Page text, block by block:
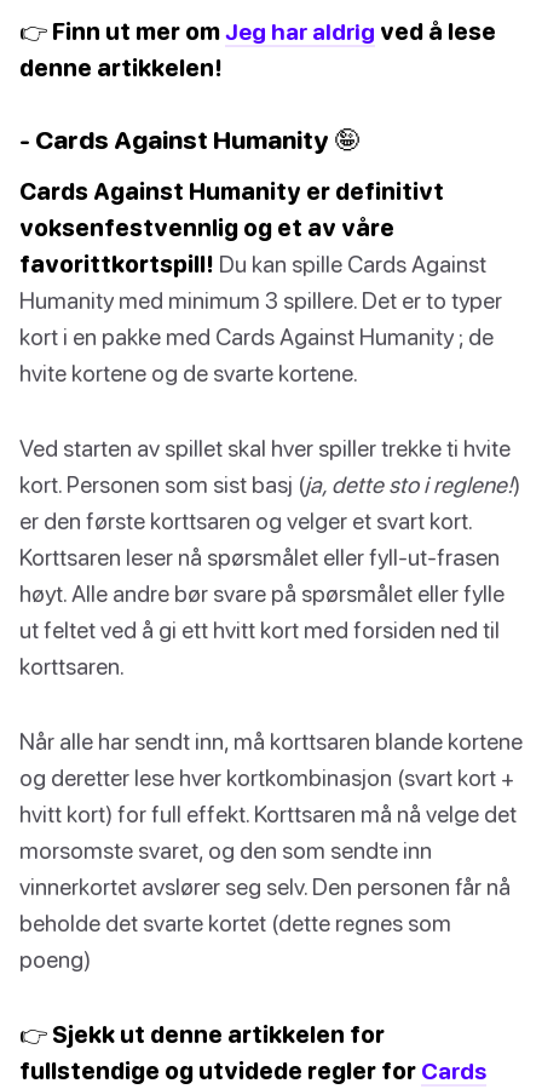
👉 Finn ut mer omJeg har aldrig ved å lese
denne artikkelen!
- Cards Against Humanity 🤪
Cards Against Humanity er definitivt
voksenfestvennlig og et av våre
favorittkortspill! Du kan spille Cards Against
Humanity med minimum 3 spillere. Det er to typer
kort i en pakke med Cards Against Humanity ; de
hvite kortene og de svarte kortene.
Ved starten av spillet skal hver spiller trekke ti hvite
kort. Personen som sist basj (ja, dette sto i reglene!)
er den første korttsaren og velger et svart kort.
Korttsaren leser nå spørsmålet eller fyll-ut-frasen
høyt. Alle andre bør svare på spørsmålet eller fylle
ut feltet ved å gi ett hvitt kort med forsiden ned til
korttsaren.
Når alle har sendt inn, må korttsaren blande kortene
og deretter lese hver kortkombinasjon (svart kort +
hvitt kort) for full effekt. Korttsaren må nå velge det
morsomste svaret, og den som sendte inn
vinnerkortet avslører seg selv. Den personen får nå
beholde det svarte kortet (dette regnes som
poeng)
👉 Sjekk ut denne artikkelen for
fullstendige og utvidede regler for Cards